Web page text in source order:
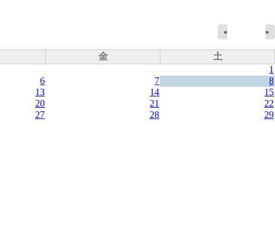
« »
金
土
1
6 7
8
13 14
15
20 21
22
27 28
29